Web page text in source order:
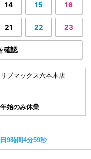
14 15 16
21 22 23
確認
ブマックス六本木店
始のみ休業
9時間4分58秒